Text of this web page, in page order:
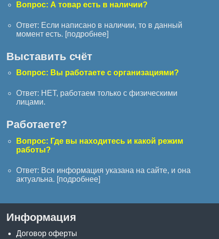
Вопрос: А товар есть в наличии?
Ответ: Если написано в наличии, то в данный
момент есть. [подробнее]
Выставить счёт
Вопрос: Вы работаете с организациями?
Ответ: НЕТ, работаем только с физическими
лицами.
Работаете?
Вопрос: Где вы находитесь и какой режим
работы?
Ответ: Вся информация указана на сайте, и она
актуальна. [подробнее]
Информация
Договор оферты